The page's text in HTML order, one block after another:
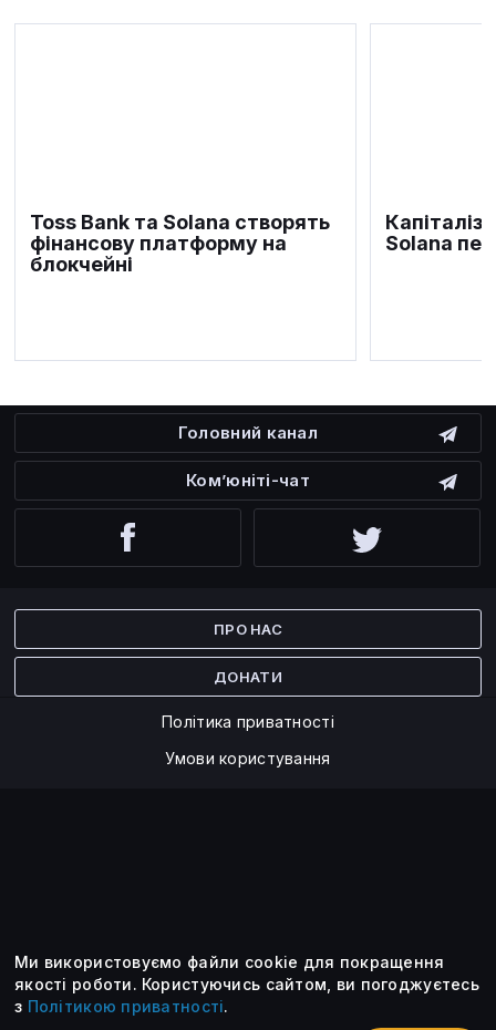
Toss Bank та Solana створять
фінансову платформу на
блокчейні
Solana
Головний канал
Ком’юніті-чат
ПРО НАС
ДОНАТИ
Політика приватності
Умови користування
©2014 — 2026
Усі опубліковані матеріали належать ForkLog. Ви можете
Ми використовуємо файли cookie для покращення
якості роботи. Користуючись сайтом, ви погоджуєтесь
з Політикою приватності.